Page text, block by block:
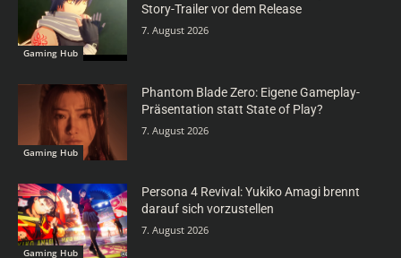
Gaming Hub
Story-Trailer vor dem Release
7. August 2026
Gaming Hub
Phantom Blade Zero: Eigene Gameplay-
Präsentation statt State of Play?
7. August 2026
Gaming Hub
Persona 4 Revival: Yukiko Amagi brennt
darauf sich vorzustellen
7. August 2026